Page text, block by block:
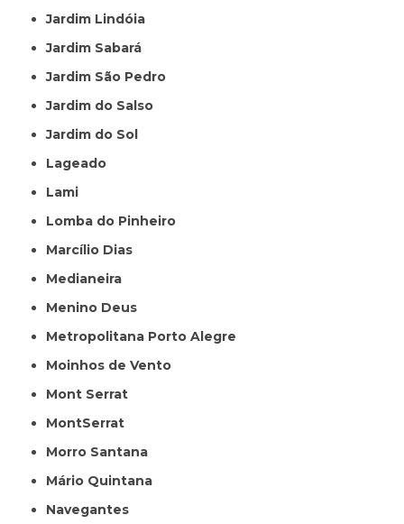
Jardim Lindóia
Jardim Sabará
Jardim São Pedro
Jardim do Salso
Jardim do Sol
Lageado
Lami
Lomba do Pinheiro
Marcílio Dias
Medianeira
Menino Deus
Metropolitana Porto Alegre
Moinhos de Vento
Mont Serrat
MontSerrat
Morro Santana
Mário Quintana
Navegantes